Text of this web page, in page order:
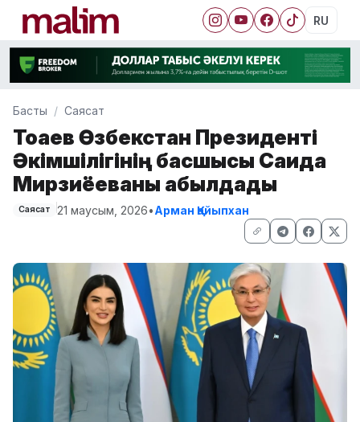
RU
Басты Саясат
Тоқаев Өзбекстан Президенті
Әкімшілігінің басшысы Саида
Мирзиёеваны қабылдады
Саясат 21 маусым, 2026•Арман Қайыпхан